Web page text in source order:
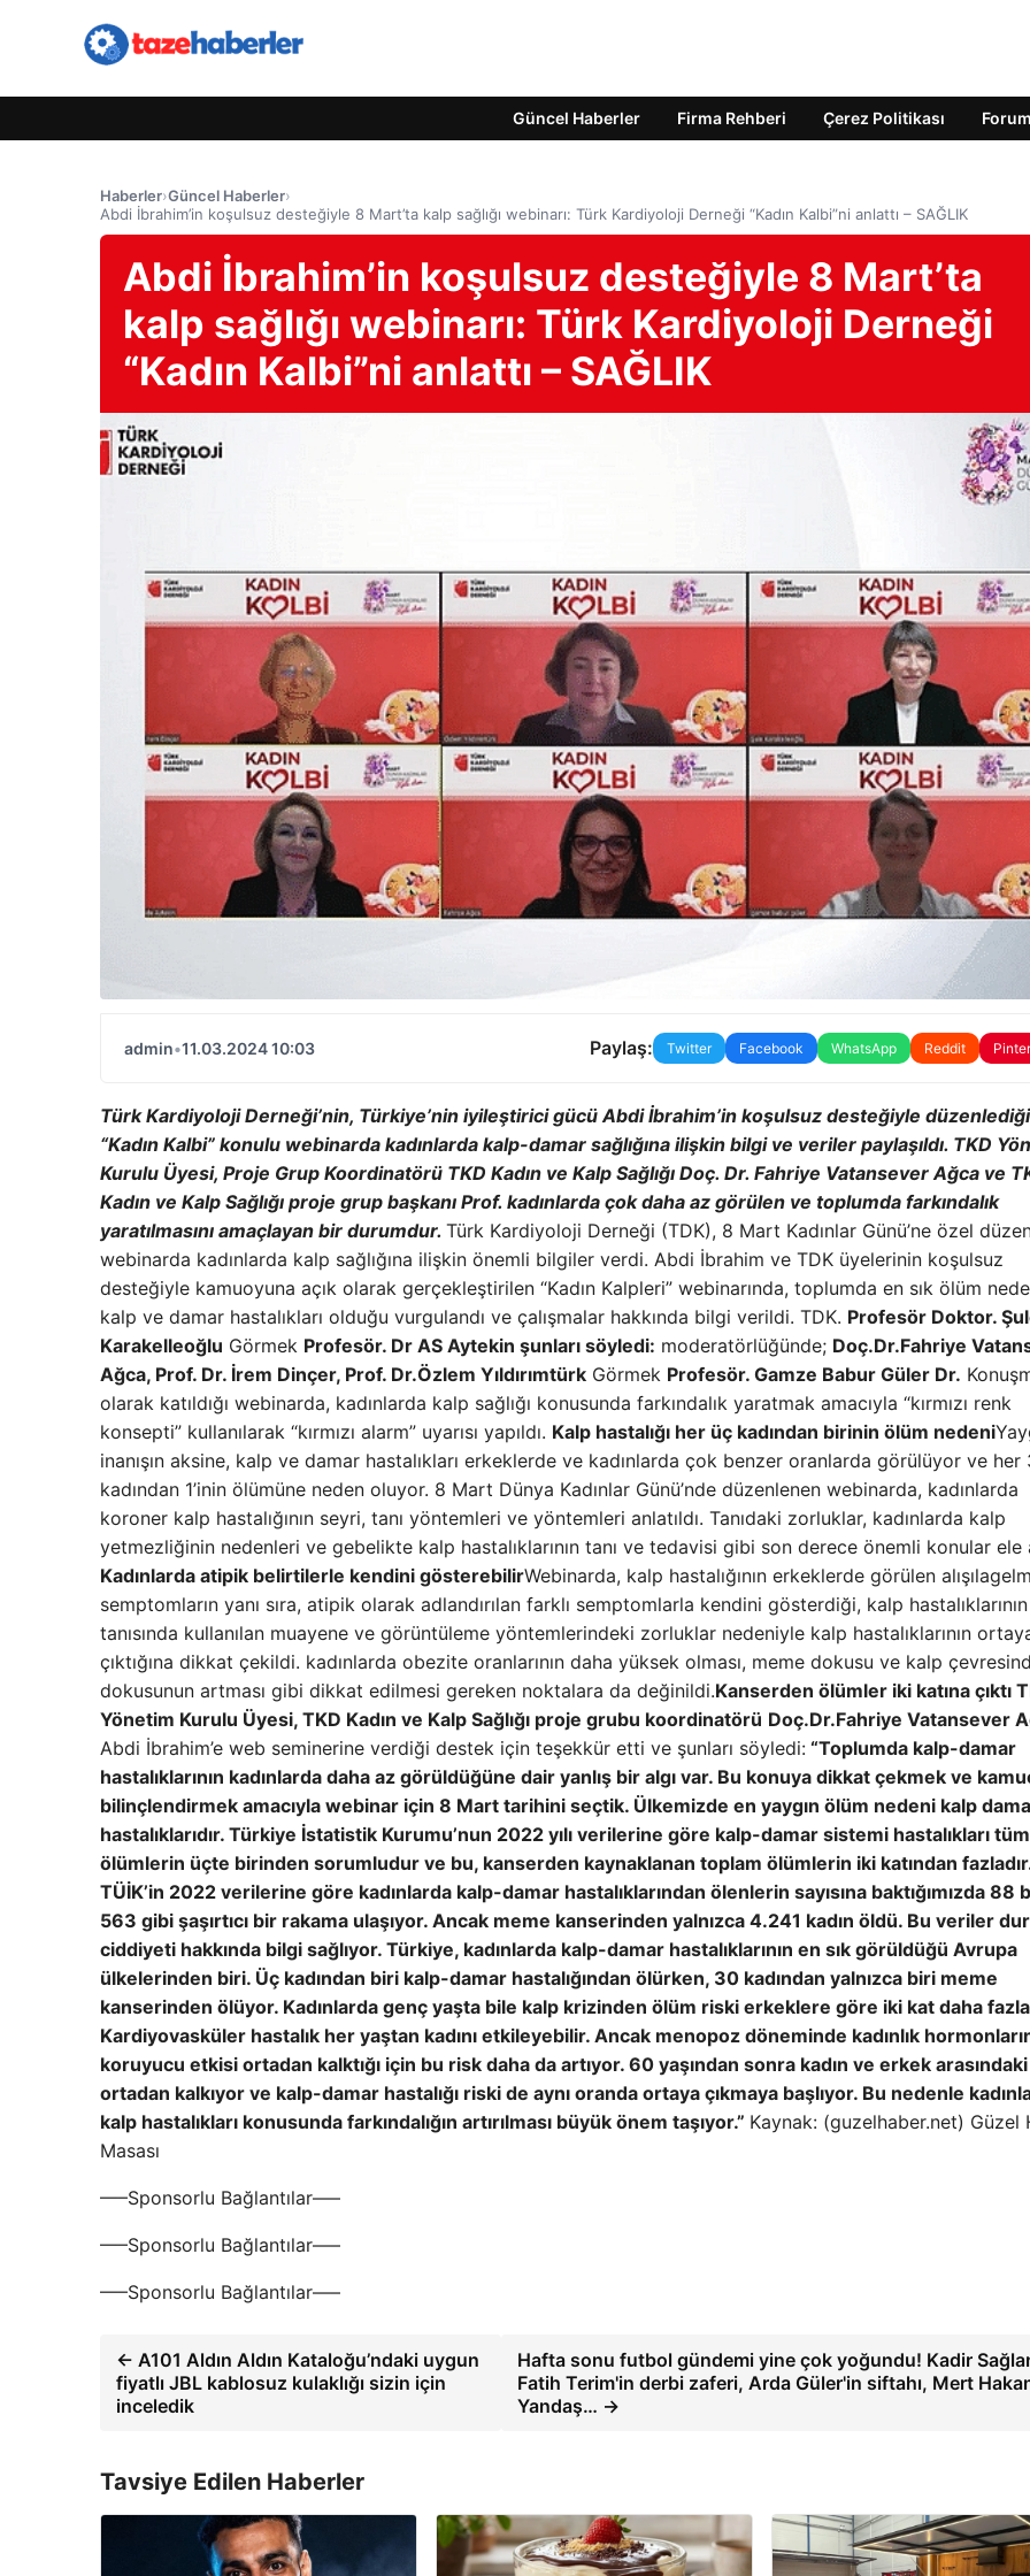
Güncel Haberler Firma Rehberi Çerez Politikası Forum
Haberler›Güncel Haberler›
Abdi İbrahim’in koşulsuz desteğiyle 8 Mart’ta kalp sağlığı webinarı: Türk Kardiyoloji Derneği “Kadın Kalbi”ni anlattı – SAĞLIK
Abdi İbrahim’in koşulsuz desteğiyle 8 Mart’ta
kalp sağlığı webinarı: Türk Kardiyoloji Derneği
“Kadın Kalbi”ni anlattı – SAĞLIK
admin•11.03.2024 10:03 Paylaş: Twitter Facebook WhatsApp Reddit
Türk Kardiyoloji Derneği’nin, Türkiye’nin iyileştirici gücü Abdi İbrahim’in koşulsuz desteğiyle düzenlediği
“Kadın Kalbi” konulu webinarda kadınlarda kalp-damar sağlığına ilişkin bilgi ve veriler paylaşıldı. TKD
Kurulu Üyesi, Proje Grup Koordinatörü TKD Kadın ve Kalp Sağlığı Doç. Dr. Fahriye Vatansever Ağca ve
Kadın ve Kalp Sağlığı proje grup başkanı Prof. kadınlarda çok daha az görülen ve toplumda farkındalık
yaratılmasını amaçlayan bir durumdur. Türk Kardiyoloji Derneği (TDK), 8 Mart Kadınlar Günü’ne özel
webinarda kadınlarda kalp sağlığına ilişkin önemli bilgiler verdi. Abdi İbrahim ve TDK üyelerinin koşulsuz
desteğiyle kamuoyuna açık olarak gerçekleştirilen “Kadın Kalpleri” webinarında, toplumda en sık ölüm
kalp ve damar hastalıkları olduğu vurgulandı ve çalışmalar hakkında bilgi verildi. TDK. Profesör Doktor.
Karakelleoğlu Görmek Profesör. Dr AS Aytekin şunları söyledi: moderatörlüğünde; Doç.Dr.Fahriye
Ağca, Prof. Dr. İrem Dinçer, Prof. Dr.Özlem Yıldırımtürk Görmek Profesör. Gamze Babur Güler Dr.
olarak katıldığı webinarda, kadınlarda kalp sağlığı konusunda farkındalık yaratmak amacıyla “kırmızı renk
konsepti” kullanılarak “kırmızı alarm” uyarısı yapıldı. Kalp hastalığı her üç kadından birinin ölüm nedeni
inanışın aksine, kalp ve damar hastalıkları erkeklerde ve kadınlarda çok benzer oranlarda görülüyor ve her
kadından 1’inin ölümüne neden oluyor. 8 Mart Dünya Kadınlar Günü’nde düzenlenen webinarda, kadınlarda
koroner kalp hastalığının seyri, tanı yöntemleri ve yöntemleri anlatıldı. Tanıdaki zorluklar, kadınlarda kalp
yetmezliğinin nedenleri ve gebelikte kalp hastalıklarının tanı ve tedavisi gibi son derece önemli konular ele
Kadınlarda atipik belirtilerle kendini gösterebilirWebinarda, kalp hastalığının erkeklerde görülen
semptomların yanı sıra, atipik olarak adlandırılan farklı semptomlarla kendini gösterdiği, kalp hastalıklarının
tanısında kullanılan muayene ve görüntüleme yöntemlerindeki zorluklar nedeniyle kalp hastalıklarının
çıktığına dikkat çekildi. kadınlarda obezite oranlarının daha yüksek olması, meme dokusu ve kalp
dokusunun artması gibi dikkat edilmesi gereken noktalara da değinildi.Kanserden ölümler iki katına çıktı
Yönetim Kurulu Üyesi, TKD Kadın ve Kalp Sağlığı proje grubu koordinatörü Doç.Dr.Fahriye Vatansever
Abdi İbrahim’e web seminerine verdiği destek için teşekkür etti ve şunları söyledi: “Toplumda kalp-damar
hastalıklarının kadınlarda daha az görüldüğüne dair yanlış bir algı var. Bu konuya dikkat çekmek ve
bilinçlendirmek amacıyla webinar için 8 Mart tarihini seçtik. Ülkemizde en yaygın ölüm nedeni kalp
hastalıklarıdır. Türkiye İstatistik Kurumu’nun 2022 yılı verilerine göre kalp-damar sistemi hastalıkları tüm
ölümlerin üçte birinden sorumludur ve bu, kanserden kaynaklanan toplam ölümlerin iki katından
TÜİK’in 2022 verilerine göre kadınlarda kalp-damar hastalıklarından ölenlerin sayısına baktığımızda 88
563 gibi şaşırtıcı bir rakama ulaşıyor. Ancak meme kanserinden yalnızca 4.241 kadın öldü. Bu veriler
ciddiyeti hakkında bilgi sağlıyor. Türkiye, kadınlarda kalp-damar hastalıklarının en sık görüldüğü Avrupa
ülkelerinden biri. Üç kadından biri kalp-damar hastalığından ölürken, 30 kadından yalnızca biri meme
kanserinden ölüyor. Kadınlarda genç yaşta bile kalp krizinden ölüm riski erkeklere göre iki kat daha
Kardiyovasküler hastalık her yaştan kadını etkileyebilir. Ancak menopoz döneminde kadınlık
koruyucu etkisi ortadan kalktığı için bu risk daha da artıyor. 60 yaşından sonra kadın ve erkek
ortadan kalkıyor ve kalp-damar hastalığı riski de aynı oranda ortaya çıkmaya başlıyor. Bu nedenle
kalp hastalıkları konusunda farkındalığın artırılması büyük önem taşıyor.” Kaynak: (guzelhaber.net) Güzel
Masası
—–Sponsorlu Bağlantılar—–
—–Sponsorlu Bağlantılar—–
—–Sponsorlu Bağlantılar—–
← A101 Aldın Aldın Kataloğu’ndaki uygun
fiyatlı JBL kablosuz kulaklığı sizin için
inceledik
Hafta sonu futbol gündemi yine çok yoğundu! Kadir
Fatih Terim'in derbi zaferi, Arda Güler'in siftahı, Mert
Yandaş… →
Tavsiye Edilen Haberler